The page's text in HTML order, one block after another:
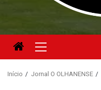
Menu
principal
Início Jornal O OLHANENSE